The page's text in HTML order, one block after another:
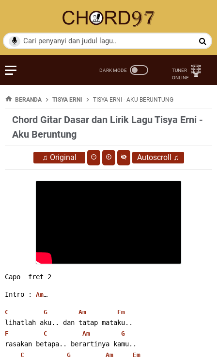
BERANDA TISYA ERNI TISYA ERNI - AKU BERUNTUNG
Chord Gitar Dasar dan Lirik Lagu Tisya Erni -
Aku Beruntung
♫ Original Autoscroll ♫
Capo  fret 2
Intro : Am…
C G Am Em
lihatlah aku.. dan tatap mataku..
F C Am G
rasakan betapa.. berartinya kamu..
C G Am Em